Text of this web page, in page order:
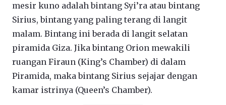
mesir kuno adalah bintang Syi’ra atau bintang
Sirius, bintang yang paling terang di langit
malam. Bintang ini berada di langit selatan
piramida Giza. Jika bintang Orion mewakili
ruangan Firaun (King’s Chamber) di dalam
Piramida, maka bintang Sirius sejajar dengan
kamar istrinya (Queen’s Chamber).